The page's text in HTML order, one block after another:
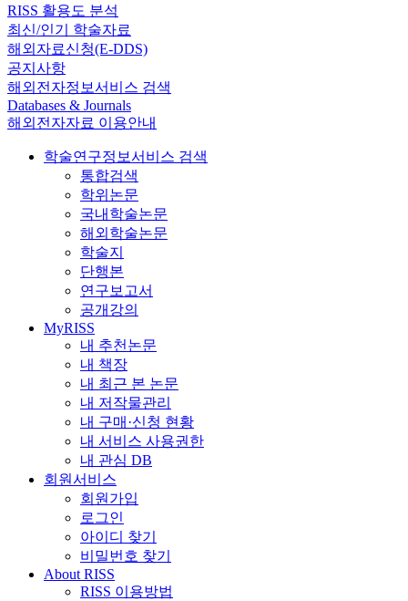
RISS 활용도 분석
최신/인기 학술자료
해외자료신청(E-DDS)
공지사항
해외전자정보서비스 검색
Databases & Journals
해외전자자료 이용안내
학술연구정보서비스 검색
통합검색
학위논문
국내학술논문
해외학술논문
학술지
단행본
연구보고서
공개강의
MyRISS
내 추천논문
내 책장
내 최근 본 논문
내 저작물관리
내 구매·신청 현황
내 서비스 사용권한
내 관심 DB
회원서비스
회원가입
로그인
아이디 찾기
비밀번호 찾기
About RISS
RISS 이용방법